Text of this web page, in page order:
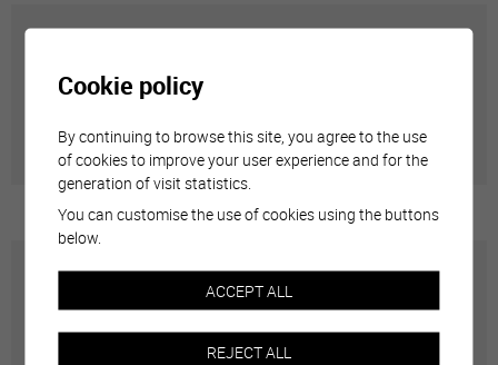
Carte interactive
Géolocalisation de tous les points d'intérêt de la Ville
Cookie policy
By continuing to browse this site, you agree to the use
of cookies to improve your user experience and for the
generation of visit statistics.
You can customise the use of cookies using the buttons
below.
ACCEPT ALL
REJECT ALL